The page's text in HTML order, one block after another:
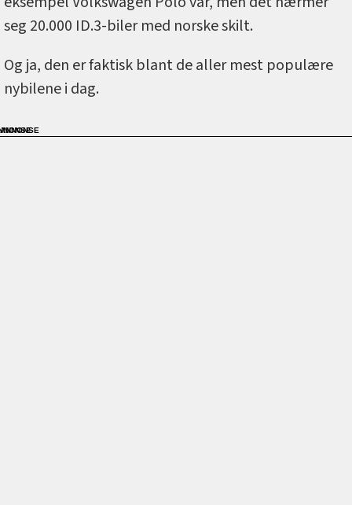
seg 20.000 ID.3-biler med norske skilt.
Og ja, den er faktisk blant de aller mest populære
nybilene i dag.